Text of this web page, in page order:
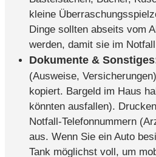
kleine
Dinge sollten abseits vom
werden, damit sie im
Dokumente &
(Ausweise,
kopiert. Bargeld im Haus
könnten ausfallen).
Notfall-Telefonnummern
aus. Wenn Sie ein Auto
Tank möglichst voll, um